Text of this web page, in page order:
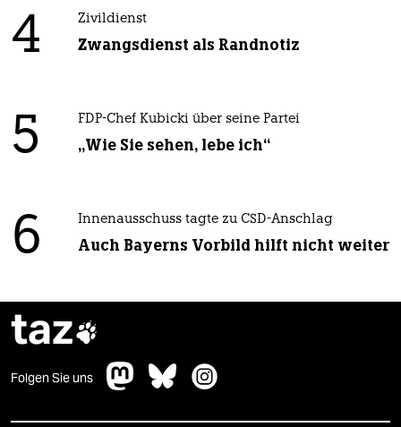
4 Zivildienst
Zwangsdienst als Randnotiz
5 FDP-Chef Kubicki über seine Partei
„Wie Sie sehen, lebe ich“
6 Innenausschuss tagte zu CSD-Anschlag
Auch Bayerns Vorbild hilft nicht weiter
taz
Folgen Sie uns